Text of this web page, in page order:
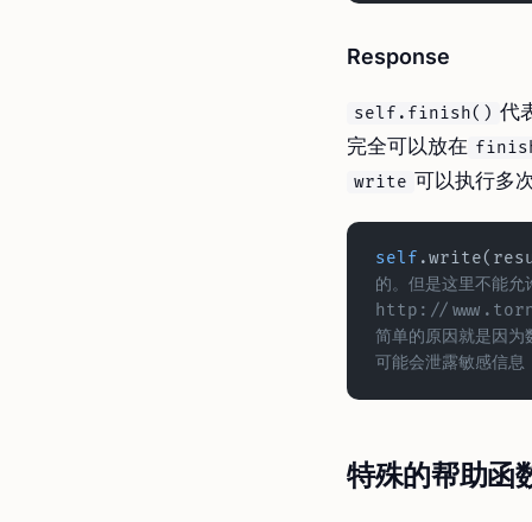
Response
self.finish() 代
完全可以放在
write 可以执行多
self
的。但是这里不能
http://
简单的原因就是因
可能会泄露敏感信息
特殊的帮助函